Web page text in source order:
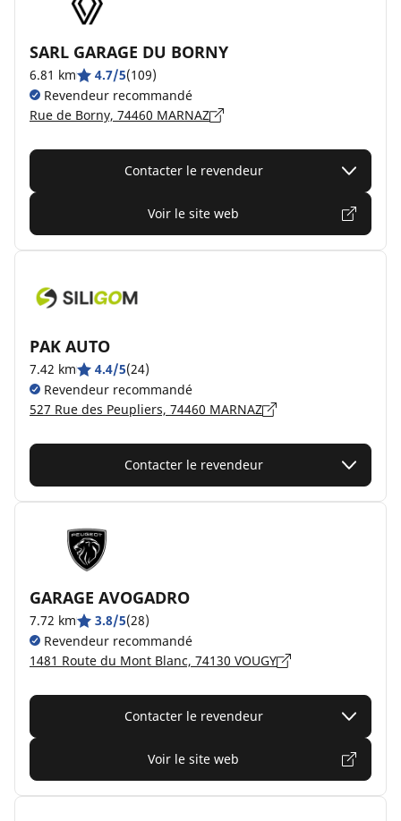
SARL GARAGE DU BORNY
6.81 km 4.7/5(109)
Revendeur recommandé
Rue de Borny, 74460 MARNAZ
Contacter le revendeur
Voir le site web
PAK AUTO
7.42 km 4.4/5(24)
Revendeur recommandé
527 Rue des Peupliers, 74460 MARNAZ
Contacter le revendeur
GARAGE AVOGADRO
7.72 km 3.8/5(28)
Revendeur recommandé
1481 Route du Mont Blanc, 74130 VOUGY
Contacter le revendeur
Voir le site web